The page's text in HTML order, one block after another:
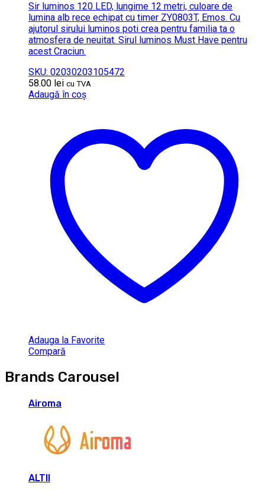
Sir luminos 120 LED, lungime 12 metri, culoare de
lumina alb rece echipat cu timer ZY0803T, Emos. Cu
ajutorul sirului luminos poti crea pentru familia ta o
atmosfera de neuitat. Sirul luminos Must Have pentru
acest Craciun.
SKU: 02030203105472
58.00 lei cu TVA
Adaugă în coș
Adauga la Favorite
Compară
Brands Carousel
Airoma
ALTII